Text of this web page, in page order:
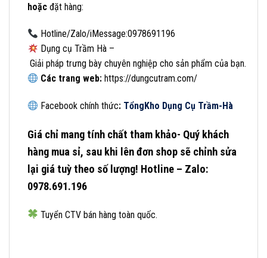
hoặc đặt hàng:
Hotline/Zalo/iMessage:0978691196
Dụng cụ Trầm Hà –
Giải pháp trưng bày chuyên nghiệp cho sản phẩm của bạn.
Các trang web: https://dungcutram.com/
Facebook chính thức: Tổng Kho Dụng Cụ Trầm-Hà
Giá chỉ mang tính chất tham khảo- Quý khách
hàng mua sỉ, sau khi lên đơn shop sẽ chỉnh sửa
lại giá tuỳ theo số lượng! Hotline – Zalo:
0978.691.196
Tuyển CTV bán hàng toàn quốc.